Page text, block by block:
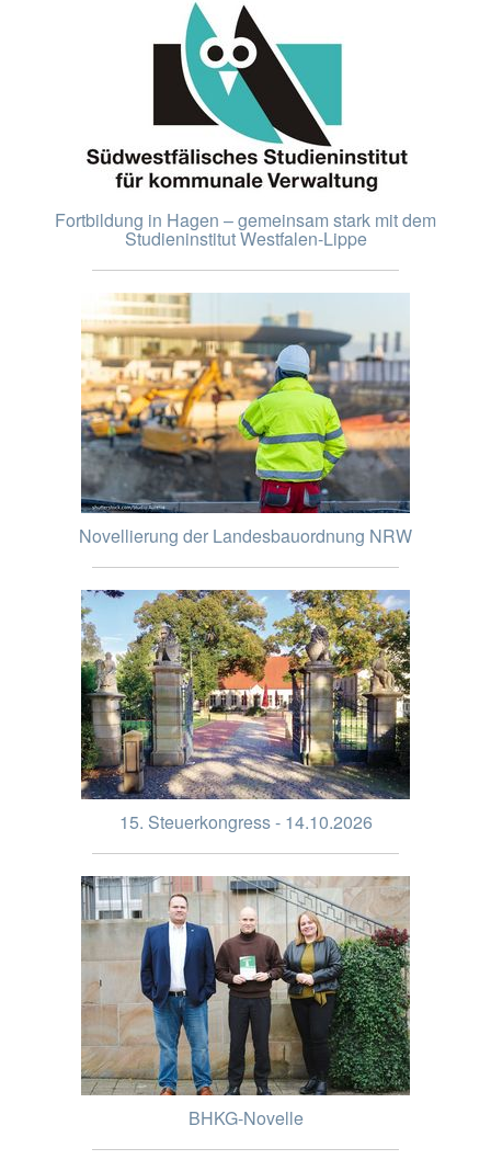
Fortbildung in Hagen – gemeinsam stark mit dem
Studieninstitut Westfalen-Lippe
Novellierung der Landesbauordnung NRW
15. Steuerkongress - 14.10.2026
BHKG-Novelle